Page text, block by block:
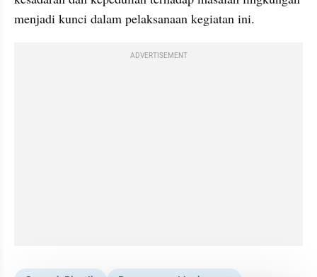
menjadi kunci dalam pelaksanaan kegiatan ini.
ADVERTISEMENT